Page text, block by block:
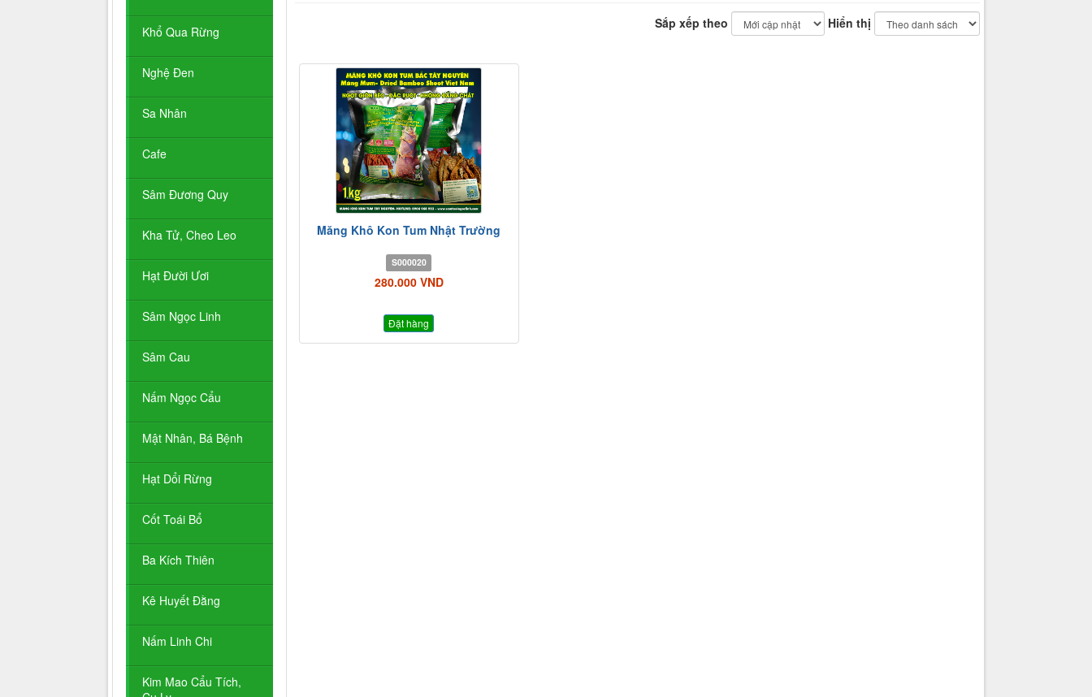
Sắp xếp theo Hiển thị
Măng Khô Kon Tum Nhật Trường
S000020
280.000 VND
Đặt hàng
Khổ Qua Rừng
Nghệ Đen
Sa Nhân
Cafe
Sâm Đương Quy
Kha Tử, Cheo Leo
Hạt Đười Ươi
Sâm Ngọc Linh
Sâm Cau
Nấm Ngọc Cẩu
Mật Nhân, Bá Bệnh
Hạt Dổi Rừng
Cốt Toái Bổ
Ba Kích Thiên
Kê Huyết Đằng
Nấm Linh Chi
Kim Mao Cẩu Tích,